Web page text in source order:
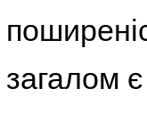
загалом